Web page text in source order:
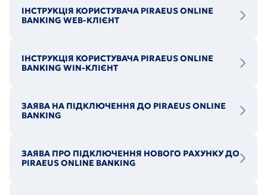
ІНСТРУКЦІЯ КОРИСТУВАЧА PIRAEUS ONLINE
BANKING WEB-КЛІЄНТ
ІНСТРУКЦІЯ КОРИСТУВАЧА PIRAEUS ONLINE
BANKING WIN-КЛІЄНТ
ЗАЯВА НА ПІДКЛЮЧЕННЯ ДО PIRAEUS ONLINE
BANKING
ЗАЯВА ПРО ПІДКЛЮЧЕННЯ НОВОГО РАХУНКУ ДО
PIRAEUS ONLINE BANKING